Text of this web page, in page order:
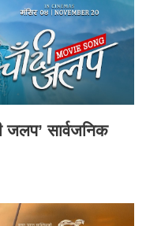
जलप’ सार्वजनिक